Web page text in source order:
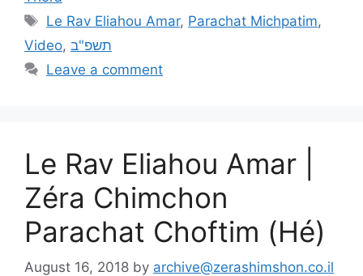
Le Rav Eliahou Amar, Parachat Michpatim,
Video, תשפ"ב
Leave a comment
Le Rav Eliahou Amar |
Zéra Chimchon
Parachat Choftim (Hé)
August 16, 2018 by archive@zerashimshon.co.il